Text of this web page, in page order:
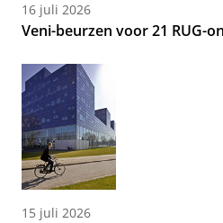
16 juli 2026
Veni-beurzen voor 21 RUG-
15 juli 2026